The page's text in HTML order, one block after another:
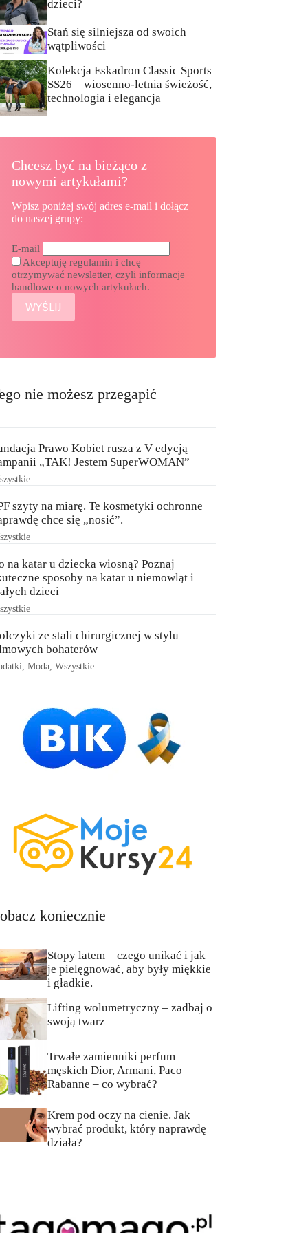
dzieci?
Stań się silniejsza od swoich
wątpliwości
Kolekcja Eskadron Classic Sports
SS26 – wiosenno-letnia świeżość,
technologia i elegancja
Chcesz być na bieżąco z
nowymi artykułami?
Wpisz poniżej swój adres e-mail i dołącz
do naszej grupy:
E-mail
Akceptuję regulamin i chcę
otrzymywać newsletter, czyli informacje
handlowe o nowych artykułach.
nie możesz przegapić
Prawo Kobiet rusza z V edycją
„TAK! Jestem SuperWOMAN”
szyty na miarę. Te kosmetyki ochronne
chce się „nosić”.
na katar u dziecka wiosną? Poznaj
sposoby na katar u niemowląt i
dzieci
ze stali chirurgicznej w stylu
bohaterów
,Moda,Wszystkie
koniecznie
Stopy latem – czego unikać i jak
je pielęgnować, aby były miękkie
i gładkie.
Lifting wolumetryczny – zadbaj o
swoją twarz
Trwałe zamienniki perfum
męskich Dior, Armani, Paco
Rabanne – co wybrać?
Krem pod oczy na cienie. Jak
wybrać produkt, który naprawdę
działa?